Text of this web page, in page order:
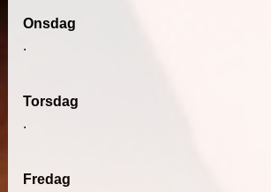
Onsdag
.
Torsdag
.
Fredag